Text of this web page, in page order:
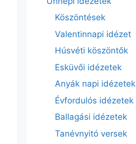
Köszöntések
Valentinnapi idézet
Húsvéti köszöntők
Esküvői idézetek
Anyák napi idézetek
Évfordulós idézetek
Ballagási idézetek
Tanévnyitó versek